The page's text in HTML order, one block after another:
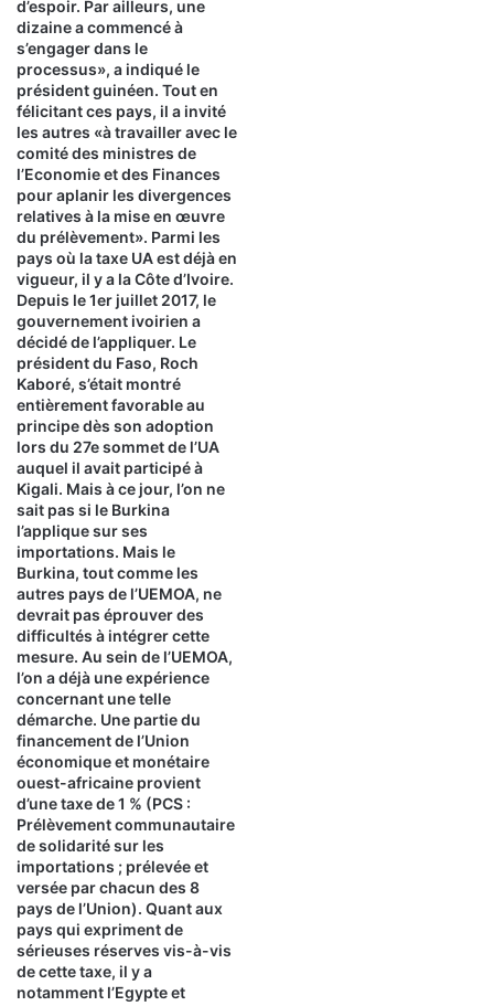
d’espoir. Par ailleurs, une
dizaine a commencé à
s’engager dans le
processus», a indiqué le
président guinéen. Tout en
félicitant ces pays, il a invité
les autres «à travailler avec le
comité des ministres de
l’Economie et des Finances
pour aplanir les divergences
relatives à la mise en œuvre
du prélèvement». Parmi les
pays où la taxe UA est déjà en
vigueur, il y a la Côte d’Ivoire.
Depuis le 1er juillet 2017, le
gouvernement ivoirien a
décidé de l’appliquer. Le
président du Faso, Roch
Kaboré, s’était montré
entièrement favorable au
principe dès son adoption
lors du 27e sommet de l’UA
auquel il avait participé à
Kigali. Mais à ce jour, l’on ne
sait pas si le Burkina
l’applique sur ses
importations. Mais le
Burkina, tout comme les
autres pays de l’UEMOA, ne
devrait pas éprouver des
difficultés à intégrer cette
mesure. Au sein de l’UEMOA,
l’on a déjà une expérience
concernant une telle
démarche. Une partie du
financement de l’Union
économique et monétaire
ouest-africaine provient
d’une taxe de 1 % (PCS :
Prélèvement communautaire
de solidarité sur les
importations ; prélevée et
versée par chacun des 8
pays de l’Union). Quant aux
pays qui expriment de
sérieuses réserves vis-à-vis
de cette taxe, il y a
notamment l’Egypte et